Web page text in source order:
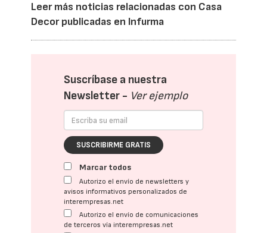
Leer más noticias relacionadas con Casa
Decor publicadas en Infurma
Suscríbase a nuestra
Newsletter - Ver ejemplo
SUSCRIBIRME GRATIS
Marcar todos
Autorizo el envío de newsletters y
avisos informativos personalizados de
interempresas.net
Autorizo el envío de comunicaciones
de terceros vía interempresas.net